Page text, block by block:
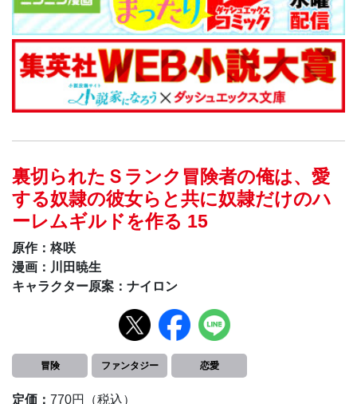
裏切られたＳランク冒険者の俺は、愛
する奴隷の彼女らと共に奴隷だけのハ
ーレムギルドを作る 15
原作：柊咲
漫画：川田暁生
キャラクター原案：ナイロン
冒険 ファンタジー 恋愛
定価： 770円（税込）